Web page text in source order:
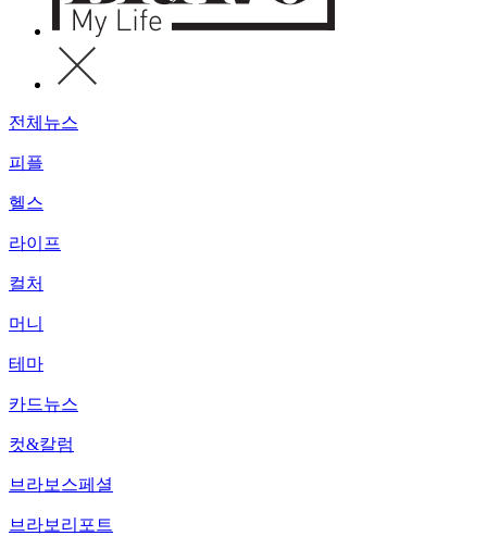
전체뉴스
피플
헬스
라이프
컬처
머니
테마
카드뉴스
컷&칼럼
브라보스페셜
브라보리포트